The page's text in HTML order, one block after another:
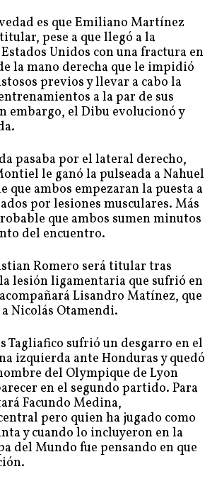
es que Emiliano Martínez
pese a que llegó a la
Unidos con una fractura en
la mano derecha que le impidió
previos y llevar a cabo la
a la par de sus
embargo, el Dibu evolucionó y
pasaba por el lateral derecho,
le ganó la pulseada a Nahuel
que ambos empezaran la puesta a
por lesiones musculares. Más
que ambos sumen minutos
del encuentro.
Romero será titular tras
lesión ligamentaria que sufrió en
Lisandro Matínez, que
Nicolás Otamendi.
Tagliafico sufrió un desgarro en el
izquierda ante Honduras y quedó
del Olympique de Lyon
en el segundo partido. Para
Facundo Medina,
pero quien ha jugado como
y cuando lo incluyeron en la
del Mundo fue pensando en que